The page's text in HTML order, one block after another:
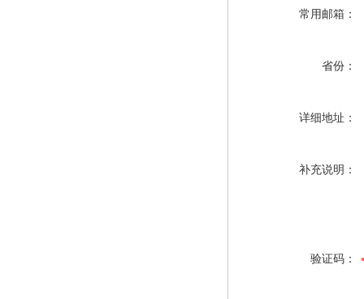
常用邮箱：
省份：
详细地址：
补充说明：
验证码：